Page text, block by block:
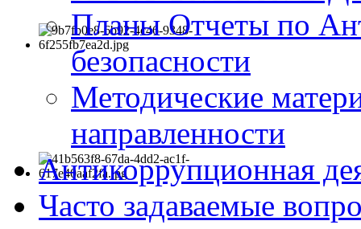
Планы Отчеты по
безопасности
Методические
направленности
Антикоррупционная
Часто задаваемые